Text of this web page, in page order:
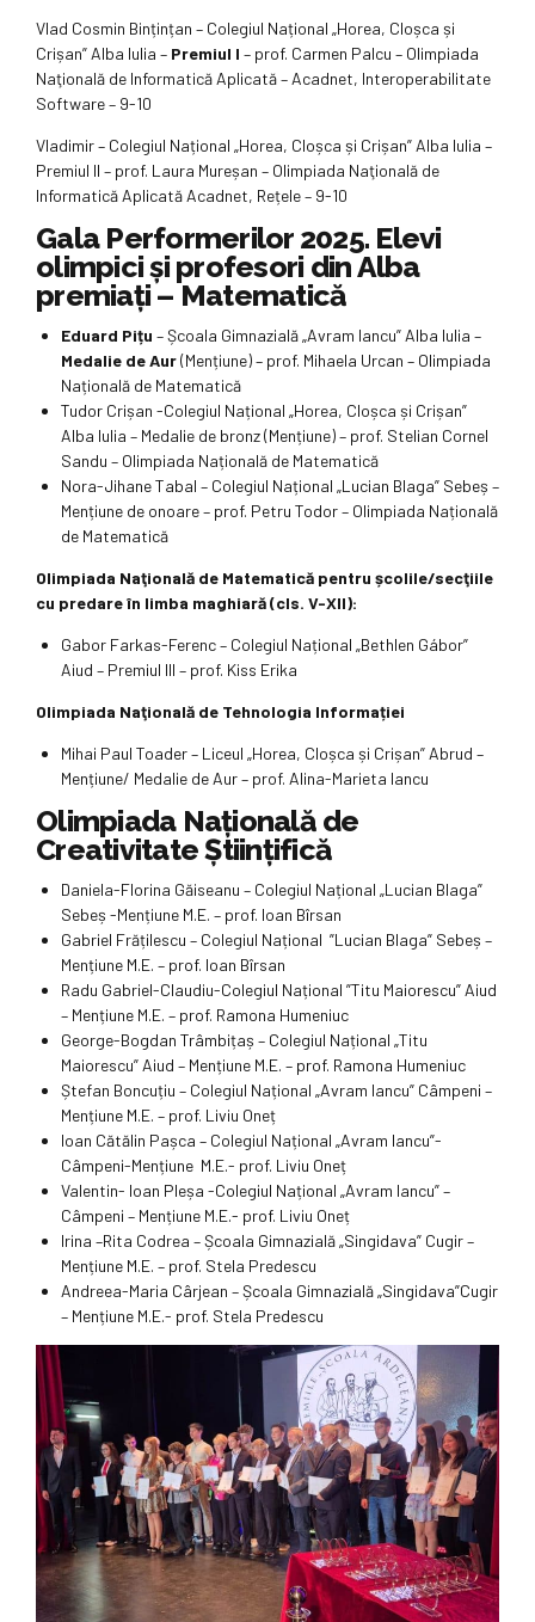
Vlad Cosmin Bințințan – Colegiul Național „Horea, Cloșca și
Crișan” Alba Iulia – Premiul I – prof. Carmen Palcu – Olimpiada
Naţională de Informatică Aplicată – Acadnet, Interoperabilitate
Software – 9-10
Vladimir – Colegiul Național „Horea, Cloșca și Crișan” Alba Iulia –
Premiul II – prof. Laura Mureșan – Olimpiada Naţională de
Informatică Aplicată Acadnet, Rețele – 9-10
Gala Performerilor 2025. Elevi
olimpici și profesori din Alba
premiați – Matematică
Eduard Pițu – Școala Gimnazială „Avram Iancu” Alba Iulia –
Medalie de Aur(Mențiune) – prof. Mihaela Urcan – Olimpiada
Națională de Matematică
Tudor Crișan -Colegiul Național „Horea, Cloșca și Crișan”
Alba Iulia – Medalie de bronz (Mențiune) – prof. Stelian Cornel
Sandu – Olimpiada Națională de Matematică
Nora-Jihane Tabal – Colegiul Național „Lucian Blaga” Sebeș –
Mențiune de onoare – prof. Petru Todor – Olimpiada Națională
de Matematică
Olimpiada Naţională de Matematică pentru școlile/secţiile
cu predare în limba maghiară (cls. V-XII):
Gabor Farkas-Ferenc – Colegiul Național „Bethlen Gábor”
Aiud – Premiul III – prof. Kiss Erika
Olimpiada Naţională de Tehnologia Informației
Mihai Paul Toader – Liceul „Horea, Cloșca și Crișan” Abrud –
Mențiune/ Medalie de Aur – prof. Alina-Marieta Iancu
Olimpiada Naţională de
Creativitate Științifică
Daniela-Florina Găiseanu – Colegiul Național „Lucian Blaga”
Sebeș -Mențiune M.E. – prof. Ioan Bîrsan
Gabriel Frățilescu – Colegiul Național ”Lucian Blaga” Sebeș –
Mențiune M.E. – prof. Ioan Bîrsan
Radu Gabriel-Claudiu-Colegiul Național ”Titu Maiorescu” Aiud
– Mențiune M.E. – prof. Ramona Humeniuc
George-Bogdan Trâmbițaș – Colegiul Național „Titu
Maiorescu” Aiud – Mențiune M.E. – prof. Ramona Humeniuc
Ștefan Boncuțiu – Colegiul Național „Avram Iancu” Câmpeni –
Mențiune M.E. – prof. Liviu Oneț
Ioan Cătălin Pașca – Colegiul Național „Avram Iancu”-
Câmpeni-Mențiune M.E.- prof. Liviu Oneț
Valentin- Ioan Pleșa -Colegiul Național „Avram Iancu” –
Câmpeni – Mențiune M.E.- prof. Liviu Oneț
Irina –Rita Codrea – Școala Gimnazială „Singidava” Cugir –
Mențiune M.E. – prof. Stela Predescu
Andreea-Maria Cârjean – Școala Gimnazială „Singidava”Cugir
– Mențiune M.E.- prof. Stela Predescu